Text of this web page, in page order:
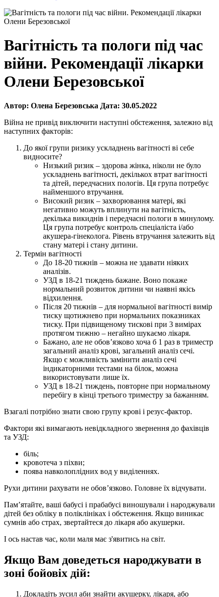
Вагітність та пологи під час
війни. Рекомендації лікарки
Олени Березовської
Автор: Олена Березовська Дата: 30.05.2022
Війна не привід виключити наступні обстеження, залежно від
наступних факторів:
До якої групи ризику ускладнень вагітності ві себе
видносите?
Низький ризик – здорова жінка, ніколи не було
ускладнень вагітності, декількох втрат вагітності
та дітей, передчасних пологів. Ця група потребує
найменшого втручання.
Високий ризик – захворювання матері, які
негативно можуть вплинути на вагітність,
декілька викиднів і передчасні пологи в минулому.
Ця група потребує контроль спеціаліста і/або
акушера-гінеколога. Рівень втручання залежить від
стану матері і стану дитини.
Термін вагітності
До 18-20 тижнів – можна не здавати ніяких
аналізів.
УЗД в 18-21 тиждень бажане. Воно покаже
нормальний розвиток дитини чи наявні якісь
відхилення.
Після 20 тижнів – для нормальної вагітності вимір
тиску щотижнево при нормальних показниках
тиску. При підвищеному тискові при 3 вимірах
протягом тижню – негайно шукаємо лікаря.
Бажано, але не обов’язково хоча б 1 раз в триместр
загальний аналіз крові, загальний аналіз сечі.
Якщо є можливість замінити аналіз сечі
індикаторними тестами на білок, можна
використовувати лише їх.
УЗД в 18-21 тиждень, повторне при нормальному
перебігу в кінці третього триместру за бажанням.
Взагалі потрібно знати свою групу крові і резус-фактор.
Фактори які вимагають невідкладного звернення до фахівців
та УЗД:
біль;
кровотеча з піхви;
поява навколоплідних вод у виділеннях.
Рухи дитини рахувати не обов’язково. Головне їх відчувати.
Пам’ятайте, ваші бабусі і прабабусі виношували і народжували
дітей без обліку в поліклініках і обстеження. Якщо виникає
сумнів або страх, звертайтеся до лікаря або акушерки.
І ось настав час, коли маля має з'явитись на світ.
Якщо Вам доведеться народжувати в
зоні бойовіх дій:
Докладіть зусил аби знайти акушерку, лікаря, або